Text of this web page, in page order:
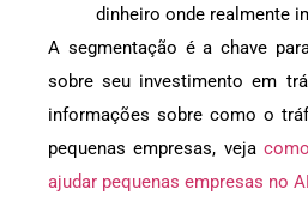
dinheiro onde realmente
A segmentação é a chave
sobre seu investimento em
informações sobre como o
pequenas empresas, veja
ajudar pequenas empresas no